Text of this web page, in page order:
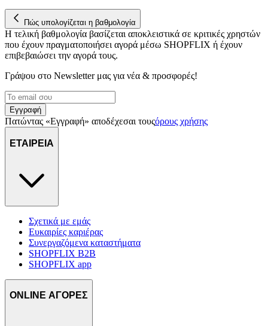
Πώς υπολογίζεται η βαθμολογία
Η τελική βαθμολογία βασίζεται αποκλειστικά σε κριτικές χρηστών
που έχουν πραγματοποιήσει αγορά μέσω SHOPFLIX ή έχουν
επιβεβαιώσει την αγορά τους.
Γράψου στο Νewsletter μας για νέα & προσφορές!
Εγγραφή
Πατώντας «Εγγραφή» αποδέχεσαι τουςόρους χρήσης
ΕΤΑΙΡΕΙΑ
Σχετικά με εμάς
Ευκαιρίες καριέρας
Συνεργαζόμενα καταστήματα
SHOPFLIX B2B
SHOPFLIX app
ONLINE ΑΓΟΡΕΣ